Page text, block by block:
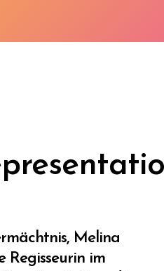
Melina
Regisseurin im